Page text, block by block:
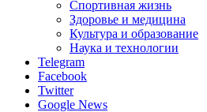
Спортивная жизнь
Здоровье и медицина
Культура и образование
Наука и технологии
Telegram
Facebook
Twitter
Google News